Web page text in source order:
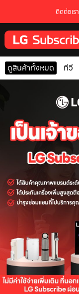
ติดต่อเรา
ดูสินค้าทั้งหมด ทีวี